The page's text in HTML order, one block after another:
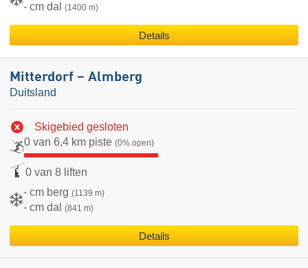
- cm dal (1400 m)
Details
Mitterdorf – Almberg
Duitsland
Skigebied gesloten
0 van 6,4 km piste (0% open)
0 van 8 liften
- cm berg (1139 m)
- cm dal (841 m)
Details